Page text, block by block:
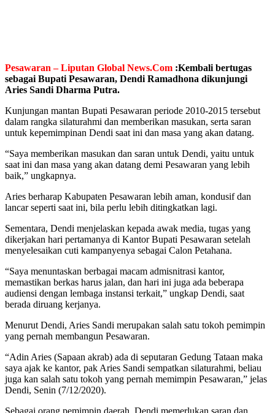
Pesawaran – Liputan Global News.Com :Kembali bertugas
sebagai Bupati Pesawaran, Dendi Ramadhona dikunjungi
Aries Sandi Dharma Putra.
Kunjungan mantan Bupati Pesawaran periode 2010-2015 tersebut
dalam rangka silaturahmi dan memberikan masukan, serta saran
untuk kepemimpinan Dendi saat ini dan masa yang akan datang.
“Saya memberikan masukan dan saran untuk Dendi, yaitu untuk
saat ini dan masa yang akan datang demi Pesawaran yang lebih
baik,” ungkapnya.
Aries berharap Kabupaten Pesawaran lebih aman, kondusif dan
lancar seperti saat ini, bila perlu lebih ditingkatkan lagi.
Sementara, Dendi menjelaskan kepada awak media, tugas yang
dikerjakan hari pertamanya di Kantor Bupati Pesawaran setelah
menyelesaikan cuti kampanyenya sebagai Calon Petahana.
“Saya menuntaskan berbagai macam admisnitrasi kantor,
memastikan berkas harus jalan, dan hari ini juga ada beberapa
audiensi dengan lembaga instansi terkait,” ungkap Dendi, saat
berada diruang kerjanya.
Menurut Dendi, Aries Sandi merupakan salah satu tokoh pemimpin
yang pernah membangun Pesawaran.
“Adin Aries (Sapaan akrab) ada di seputaran Gedung Tataan maka
saya ajak ke kantor, pak Aries Sandi sempatkan silaturahmi, beliau
juga kan salah satu tokoh yang pernah memimpin Pesawaran,” jelas
Dendi, Senin (7/12/2020).